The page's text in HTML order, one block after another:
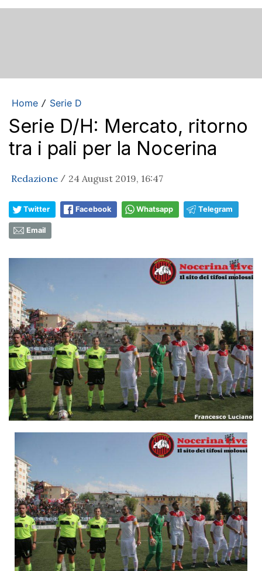
Home / Serie D
Serie D/H: Mercato, ritorno
tra i pali per la Nocerina
Redazione / 24 August 2019, 16:47
Twitter Facebook Whatsapp Telegram
Email